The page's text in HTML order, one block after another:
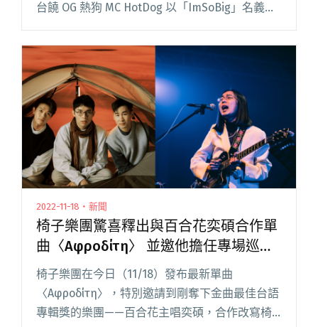
台饒 OG 熱狗 MC HotDog 以「ImSoBig」名義在
Legacy 舞台進行突襲演出，一共演唱 10 首歌
曲，現場湧進千人，精閱讀全文 "熱狗將簡單生
活節化身大型派對！新歌〈樓上的房東〉致敬朱
老師：「我用另外一首很屌的歌，換了你這首
歌！」"
2022-11-18・新聞
椅子樂團驚喜釋出與百合花奕碩合作單
曲〈Αφροδίτη〉 並邀他擔任專場巡迴
嘉賓合體演出
椅子樂團在今日（11/18）發布最新單曲
〈Αφροδίτη〉，特別邀請到剛奪下金曲最佳台語
專輯獎的樂團——百合花主唱奕碩，合作改寫椅